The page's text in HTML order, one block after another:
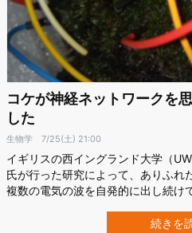
コケが神経ネットワークを
した
生物学 7/25(土) 21:00
イギリスの西イングランド大学（
氏が行った研究によって、ありふれ
複数の電気の波を自発的に出し続け
上にわたって、一度も止めずに記録
続きを